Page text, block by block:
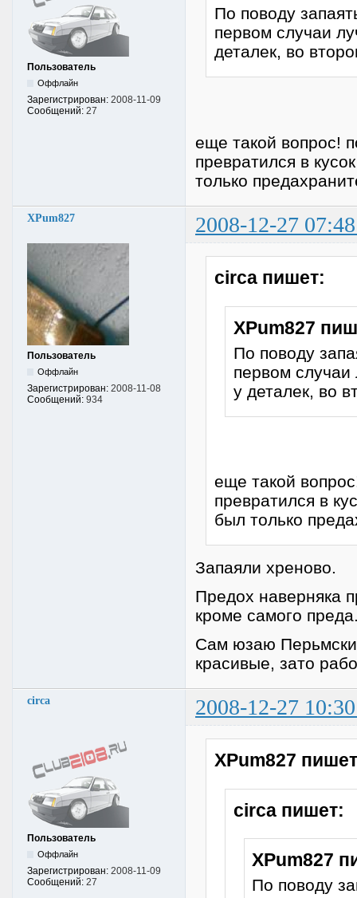
Пользователь
Оффлайн
Зарегистрирован: 2008-11-09
Сообщений: 27
По поводу
первом случаи
деталек, во
еще такой вопрос!
превратился в
только
XPum827 2008-12-27
Пользователь
Оффлайн
Зарегистрирован: 2008-11-08
Сообщений: 934
circa пишет:
XPum827
По поводу
первом случаи
у деталек, во
еще такой
превратился в
был только
Запаяли хреново.
Предох наверняка
кроме самого
Сам юзаю
красивые, зато
circa 2008-12-27
Пользователь
Оффлайн
Зарегистрирован: 2008-11-09
Сообщений: 27
XPum827
circa пишет:
XPum827
По поводу